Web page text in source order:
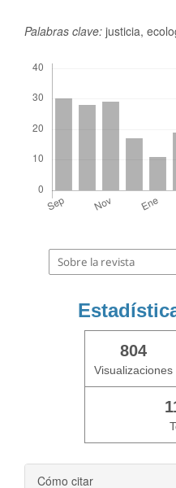
Palabras clave: justicia,
Sobre la revista
804
Visualizaciones
Cómo citar